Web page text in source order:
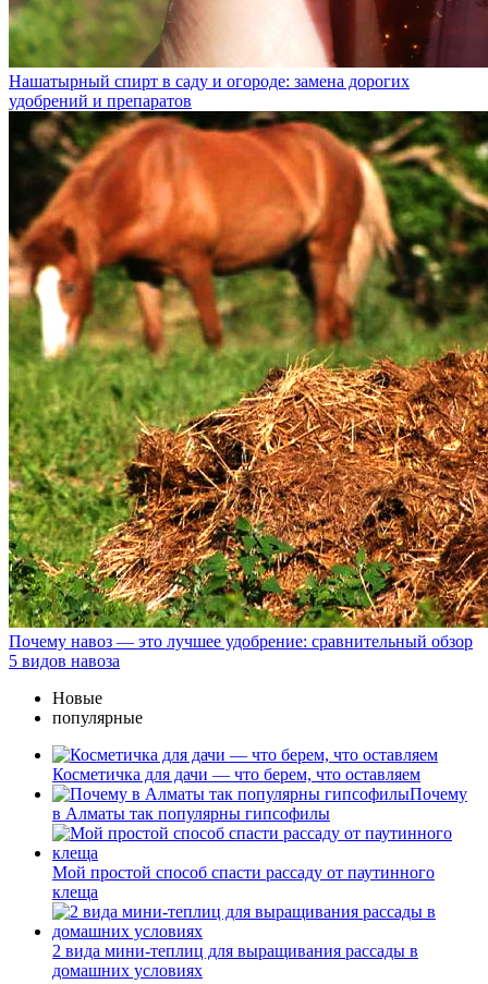
Нашатырный спирт в саду и огороде: замена дорогих
удобрений и препаратов
Почему навоз — это лучшее удобрение: сравнительный обзор
5 видов навоза
Новые
популярные
Косметичка для дачи — что берем, что оставляем
Почему
в Алматы так популярны гипсофилы
Мой простой способ спасти рассаду от паутинного
клеща
2 вида мини-теплиц для выращивания рассады в
домашних условиях